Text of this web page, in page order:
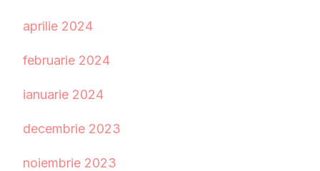
aprilie 2024
februarie 2024
ianuarie 2024
decembrie 2023
noiembrie 2023